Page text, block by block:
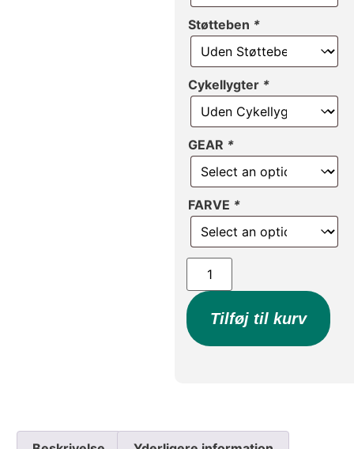
Støtteben *
Cykellygter *
GEAR *
FARVE *
Tilføj til kurv